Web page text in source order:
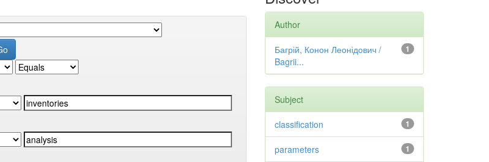
Author
1
Багрій, Конон Леонідович /
Bagrii...
Subject
1
classification
1
parameters